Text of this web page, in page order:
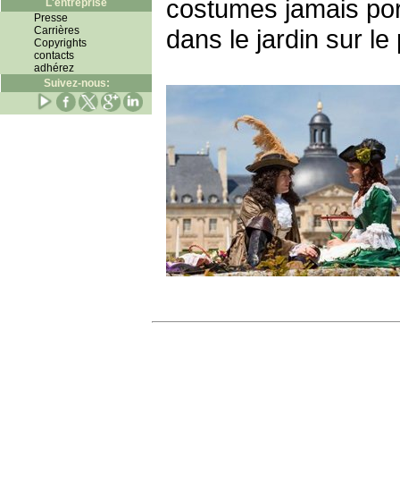
L'entreprise
Presse
Carrières
Copyrights
contacts
adhérez
Suivez-nous:
costumes jamais
dans le jardin sur